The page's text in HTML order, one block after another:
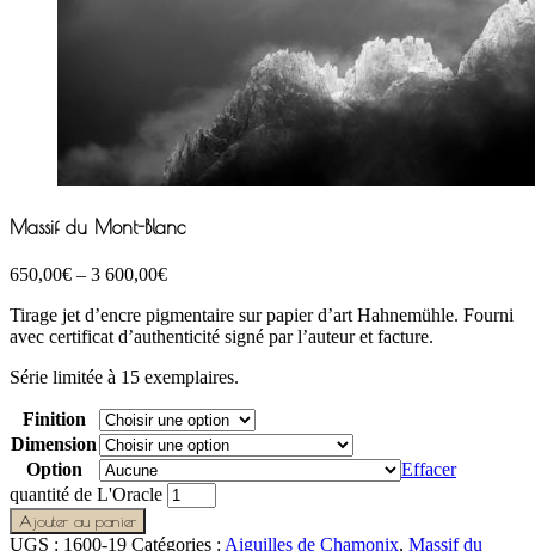
Massif du Mont-Blanc
650,00€ – 3 600,00€
Tirage jet d’encre pigmentaire sur papier d’art Hahnemühle. Fourni
avec certificat d’authenticité signé par l’auteur et facture.
Série limitée à 15 exemplaires.
Finition
Dimension
Option
Effacer
quantité de L'Oracle
Ajouter au panier
UGS : 1600-19 Catégories : Aiguilles de Chamonix, Massif du